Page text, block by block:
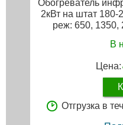
Обогреватель
2кВт на штат
реж: 650, 1350,
В
Цена:
Отгрузка в